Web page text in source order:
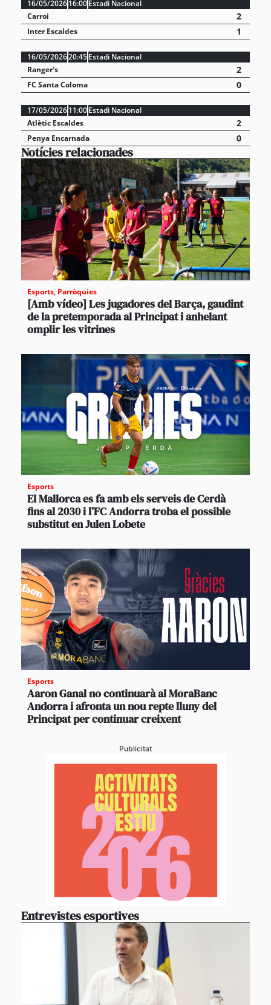
16/05/202616:00Estadi Nacional
Carroi
2
Inter Escaldes 1
16/05/202620:45Estadi Nacional
Ranger's
2
FC Santa Coloma 0
17/05/202611:00Estadi Nacional
Atlètic Escaldes
2
Penya Encarnada 0
Notícies relacionades
Esports, Parròquies
[Amb vídeo] Les jugadores del Barça, gaudint
de la pretemporada al Principat i anhelant
omplir les vitrines
Esports
El Mallorca es fa amb els serveis de Cerdà
fins al 2030 i l’FC Andorra troba el possible
substitut en Julen Lobete
Esports
Aaron Ganal no continuarà al MoraBanc
Andorra i afronta un nou repte lluny del
Principat per continuar creixent
Publicitat
Entrevistes esportives